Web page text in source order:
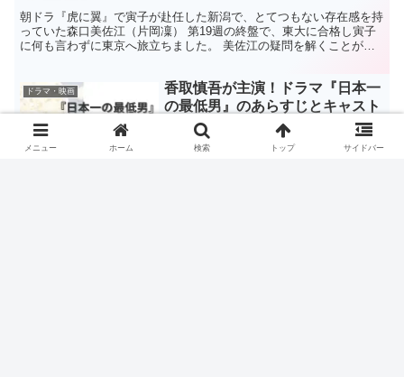
朝ドラ『虎に翼』で寅子が赴任した新潟で、とてつもない存在感を持
っていた森口美佐江（片岡凜） 第19週の終盤で、東大に合格し寅子
に何も言わずに東京へ旅立ちました。 美佐江の疑問を解くことがで
ドラマ・映画
香取慎吾が主演！ドラマ『日本一
の最低男』のあらすじとキャスト
から相関図まで！
メニュー ホーム 検索 トップ サイドバー